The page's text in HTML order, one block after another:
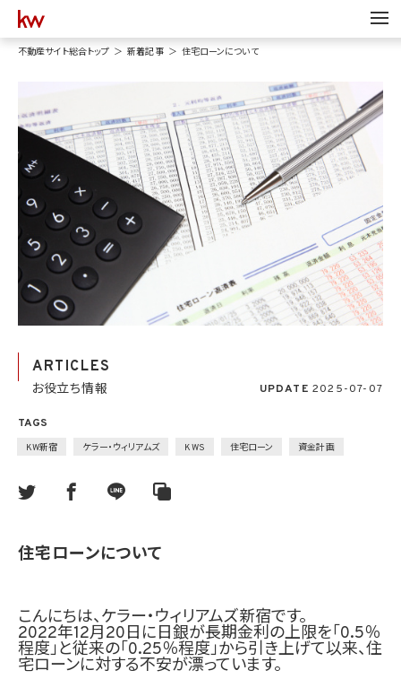
不動産サイト総合トップ 新着記事 住宅ローンについて
ARTICLES
お役立ち情報 UPDATE 2025-07-07
TAGS
KW新宿 ケラー・ウィリアムズ KWS 住宅ローン 資金計画
住宅ローンについて
こんにちは、ケラー・ウィリアムズ新宿です。
2022年12月20日に日銀が長期金利の上限を「0.5％
程度」と従来の「0.25％程度」から引き上げて以来、住
宅ローンに対する不安が漂っています。